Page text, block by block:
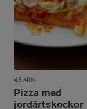
45 MIN
Pizza med
jordärtskockor